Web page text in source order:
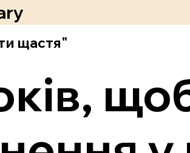
щастя"